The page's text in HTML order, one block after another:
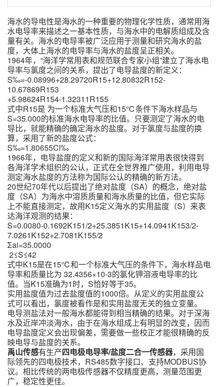
海水的导电性是海水的一种重要的物理化学性质，通常用海
水电导率来描述之一基本性质，与海水中的电解质组成及含
量有关。海水的电导率被广泛应用于测量和研究海水的盐
度，大体上海水的电导率与海水的盐度呈正相关。
1964年，“海洋学常用表和规范联合专家小组”建立了海水电
导率与氯度之间的关系，提出了电导盐度的新定义：
S‰=-0.08996+28.29720R15+12.80832R152-
10.67869R153
+5.98624R154-1.32311R155
式中R15是 为一个标准大气压和15℃条件下海水样品与
S=35.000的标准海水电导率的比值。只要测定了海水的电
导比，就能精确的确定海水的盐度。对于氯度与盐度的换
算，采用了新的盐度公式：
S‰=1.80655Cl‰
1966年，电导盐度的定义和新的国际海洋常用表很快得到
各海洋学术组织的公认，正式在全世界推广使用，利用电导
测定海水盐度的方法称为国际公认的精确的新方法。
20世纪70年代以后提出了绝对盐度（SA）的概念，绝对盐
度（SA）为海水中溶质质量和海水质量的比值，但它实际
上不能直接测定，故用K15定义海水的实用盐度（S）来表
达海洋观测的结果：
S=0.0080-0.1692K151/2+25.3851K15+14.0941K153/2-
7.0261K152+2.7081K155/2
Σai=35.0000
2≤S≤42
式中K15是在15℃和一个标准大气压的条件下，海水样品电
导率和质量比为 32.4356×10-3的氯化钾溶液电导率的比
值。当K15准确为1时，S恰好等于35。
实用盐度值为过去盐度值的1000倍。从定义的实用盐度公
式可以看出，氯度被看作是和实用盐度无关的独立变量。
电导测盐法对一般海水都能得到相当精确的结果。对于深海
水及近岸冲淡海水，由于在海水组成上有明显的改变，因而
电导盐度定义会出现偏差，需要做一些校正才能很精确的反
映电导与盐度的关系。
禹山传感有生产四电极电导率/盐度二合一传感器，采用国
际领先的四电极技术，RS485数字接口、支持MODBUS协
议。相比传统的两电极传感器不仅精度更高，测量范围更
广，稳定性更佳。